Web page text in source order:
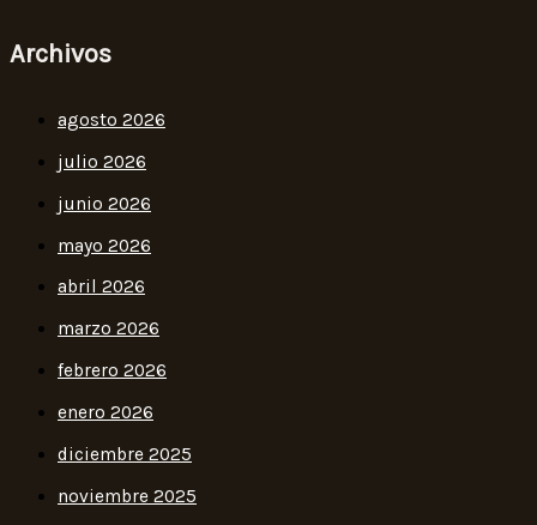
Archivos
agosto 2026
julio 2026
junio 2026
mayo 2026
abril 2026
marzo 2026
febrero 2026
enero 2026
diciembre 2025
noviembre 2025